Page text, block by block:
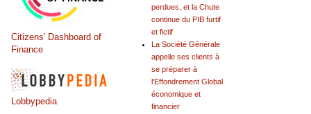
perdues, et la Chute
continue du PIB furtif
et fictif
La Société Générale
appelle ses clients à
se préparer à
l'Effondrement Global
économique et
financier
Citizens' Dashboard of
Finance
Lobbypedia